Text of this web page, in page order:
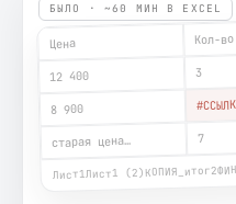
БЫЛО · ~60 МИН В EXCEL
Цена Кол-во
12 400 3
8 900
старая цена… 7
Лист1Лист1 (2)КОПИЯ_итог2